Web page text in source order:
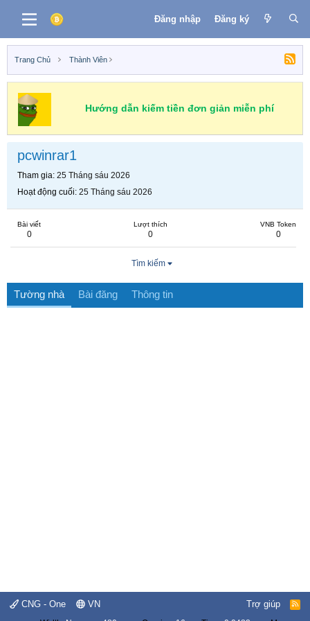
Đăng nhập Đăng ký
Trang Chủ Thành Viên
Hướng dẫn kiếm tiền đơn giản miễn phí
pcwinrar1
Tham gia 25 Tháng sáu 2026
Hoạt động cuối 25 Tháng sáu 2026
Bài viết
0
Lượt thích
0
VNB Token
0
Tìm kiếm
Tường nhà Bài đăng Thông tin
CNG - One VN Trợ giúp
R